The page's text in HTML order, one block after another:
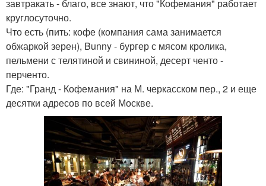
завтракать - благо, все знают, что "Кофемания" работает
круглосуточно.
Что есть (пить: кофе (компания сама занимается
обжаркой зерен), Bunny - бургер с мясом кролика,
пельмени с телятиной и свининой, десерт ченто -
перченто.
Где: "Гранд - Кофемания" на М. черкасском пер., 2 и еще
десятки адресов по всей Москве.